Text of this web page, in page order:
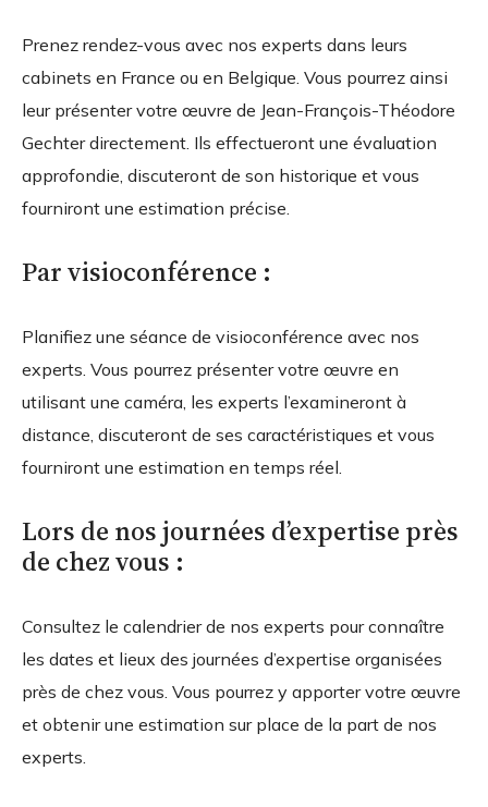
Prenez rendez-vous avec nos experts dans leurs
cabinets en France ou en Belgique. Vous pourrez ainsi
leur présenter votre œuvre de Jean-François-Théodore
Gechter directement. Ils effectueront une évaluation
approfondie, discuteront de son historique et vous
fourniront une estimation précise.
Par visioconférence :
Planifiez une séance de visioconférence avec nos
experts. Vous pourrez présenter votre œuvre en
utilisant une caméra, les experts l’examineront à
distance, discuteront de ses caractéristiques et vous
fourniront une estimation en temps réel.
Lors de nos journées d’expertise près
de chez vous :
Consultez le calendrier de nos experts pour connaître
les dates et lieux des journées d’expertise organisées
près de chez vous. Vous pourrez y apporter votre œuvre
et obtenir une estimation sur place de la part de nos
experts.